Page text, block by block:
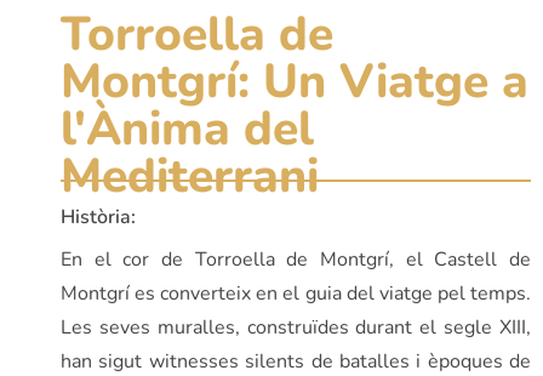
Torroella de
Montgrí: Un Viatge a
l'Ànima del
Mediterrani
Història:
En el cor de Torroella de Montgrí, el Castell de
Montgrí es converteix en el guia del viatge pel temps.
Les seves muralles, construïdes durant el segle XIII,
han sigut witnesses silents de batalles i èpoques de